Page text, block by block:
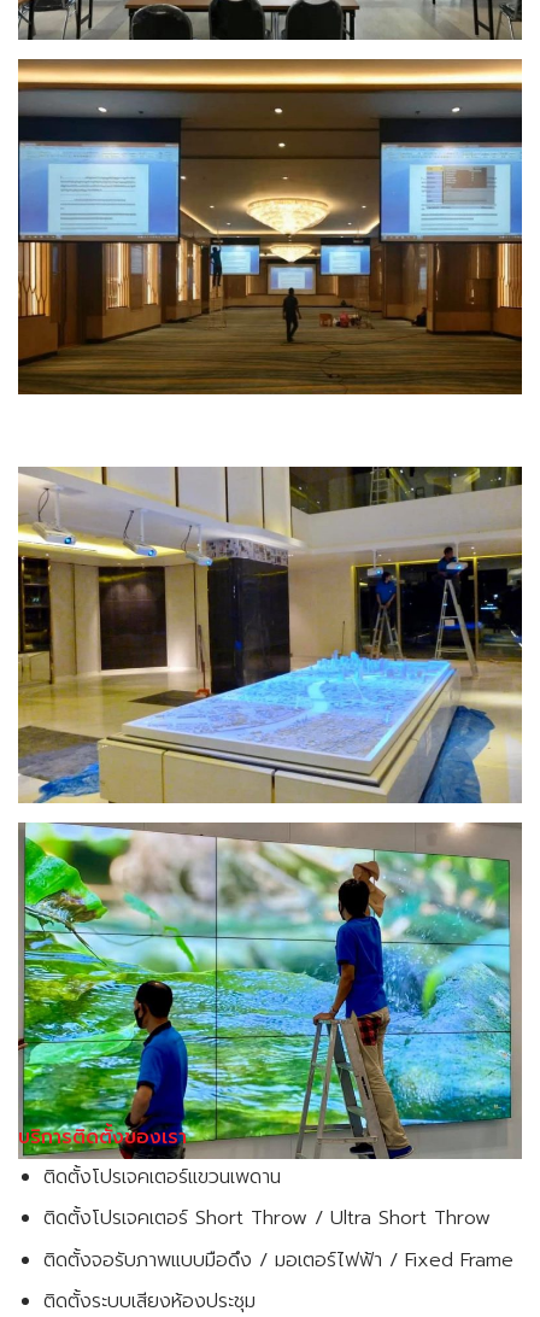
บริการติดตั้งของเรา
ติดตั้งโปรเจคเตอร์แขวนเพดาน
ติดตั้งโปรเจคเตอร์ Short Throw / Ultra Short Throw
ติดตั้งจอรับภาพแบบมือดึง / มอเตอร์ไฟฟ้า / Fixed Frame
ติดตั้งระบบเสียงห้องประชุม